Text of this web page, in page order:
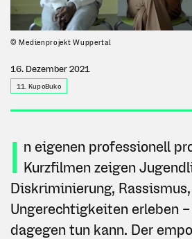
© Medienprojekt Wuppertal
16. Dezember 2021
11. KupoBuko
I n eigenen professionell
Kurzfilmen zeigen
Diskriminierung,
Ungerechtigkeiten erleben
dagegen tun kann. Der